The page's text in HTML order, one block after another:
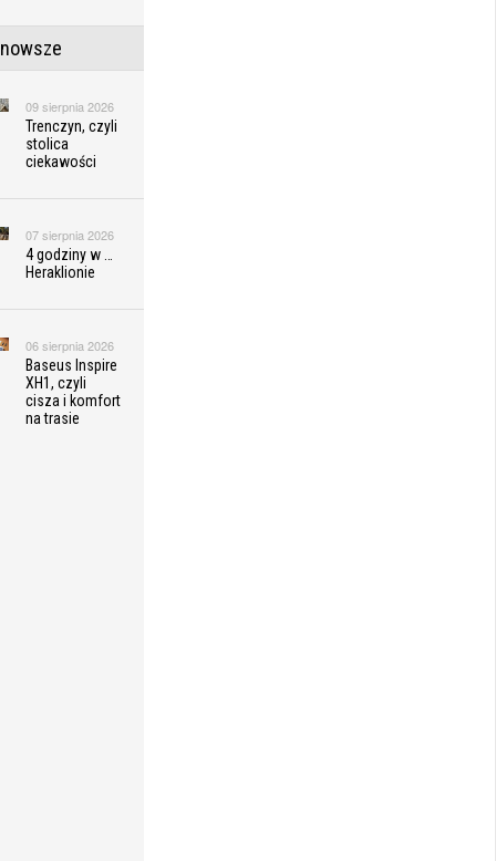
09 sierpnia 2026
Trenczyn, czyli
stolica
ciekawości
07 sierpnia 2026
4 godziny w …
Heraklionie
06 sierpnia 2026
Baseus Inspire
XH1, czyli
cisza i komfort
na trasie